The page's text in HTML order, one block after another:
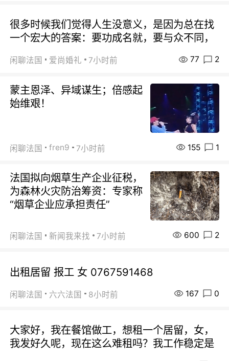
很多时候我们觉得人生没意义，是因为总在找
一个宏大的答案：要功成名就，要与众不同，
闲聊法国 爱尚婚礼 7小时前 77 2
蒙主恩泽、异域谋生；倍感起
始维艰！
闲聊法国 fren9 7小时前 155 1
法国拟向烟草生产企业征税，
为森林火灾防治筹资：专家称
“烟草企业应承担责任”
闲聊法国 新闻我来找 7小时前 600 2
出租居留 报工 女 0767591468
闲聊法国 六六法国 8小时前 167 0
大家好，我在餐馆做工，想租一个居留，女，
我发好久呢，现在这么难租吗？我工作稳定是